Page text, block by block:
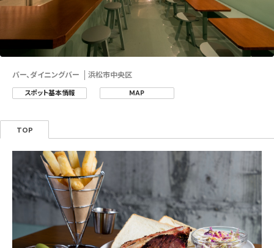
バー、ダイニングバー 浜松市中央区
スポット基本情報 MAP
TOP